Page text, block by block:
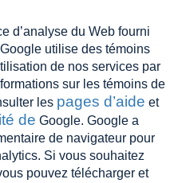
d’analyse du Web fourni
utilise des témoins
de nos services par
sur les témoins de
les pages d’aide et
de Google. Google a
de navigateur pour
Si vous souhaitez
pouvez télécharger et